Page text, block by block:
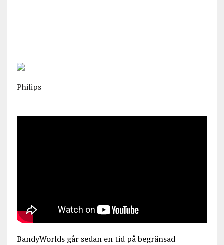
Philips
BandyWorlds går sedan en tid på begränsad